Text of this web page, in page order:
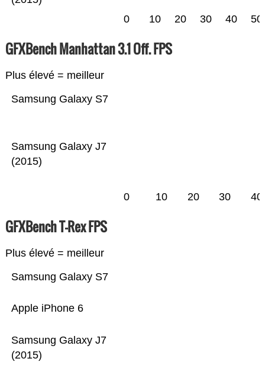
0 10 20 30 40 50
GFXBench Manhattan 3.1 Off. FPS
Plus élevé = meilleur
Samsung Galaxy J7
(2015)
Samsung Galaxy S7
0 10 20 30 40
GFXBench T-Rex FPS
Plus élevé = meilleur
Samsung Galaxy J7
(2015)
Apple iPhone 6
Samsung Galaxy S7